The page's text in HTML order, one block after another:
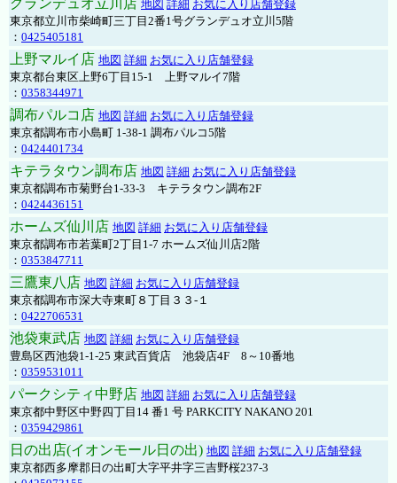
グランデュオ立川店 地図 詳細 お気に入り店舗登録
東京都立川市柴崎町三丁目2番1号グランデュオ立川5階
： 0425405181
上野マルイ店 地図 詳細 お気に入り店舗登録
東京都台東区上野6丁目15-1 上野マルイ7階
： 0358344971
調布パルコ店 地図 詳細 お気に入り店舗登録
東京都調布市小島町 1-38-1 調布パルコ5階
： 0424401734
キテラタウン調布店 地図 詳細 お気に入り店舗登録
東京都調布市菊野台1-33-3 キテラタウン調布2F
： 0424436151
ホームズ仙川店 地図 詳細 お気に入り店舗登録
東京都調布市若葉町2丁目1-7 ホームズ仙川店2階
： 0353847711
三鷹東八店 地図 詳細 お気に入り店舗登録
東京都調布市深大寺東町８丁目３３-１
： 0422706531
池袋東武店 地図 詳細 お気に入り店舗登録
豊島区西池袋1-1-25 東武百貨店 池袋店4F 8～10番地
： 0359531011
パークシティ中野店 地図 詳細 お気に入り店舗登録
東京都中野区中野四丁目14 番1 号 PARKCITY NAKANO 201
： 0359429861
日の出店(イオンモール日の出) 地図 詳細 お気に入り店舗登録
東京都西多摩郡日の出町大字平井字三吉野桜237-3